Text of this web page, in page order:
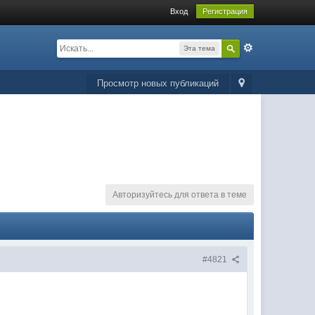
Вход Регистрация
Эта тема
Просмотр новых публикаций
Авторизуйтесь для ответа в теме
#4821